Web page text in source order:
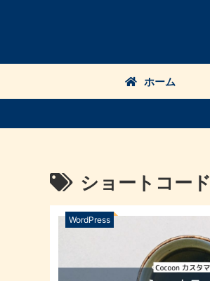
ホーム
ショートコード
WordPress